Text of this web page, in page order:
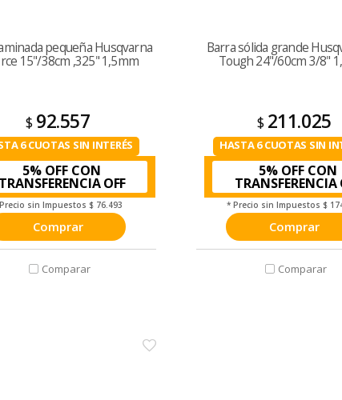
pequeña Husqvarna
15"/38cm ,325" 1,5mm
$ 92.557
6 CUOTAS SIN INTERÉS
5% OFF CON
sin Impuestos $ 76.493
Comprar
Barra sólida grande
Tough 24"/60cm 3/8"
$ 211.025
HASTA 6 CUOTAS SIN
5% OFF CON
TRANSFERENCIA
* Precio sin Impuestos $
Comprar